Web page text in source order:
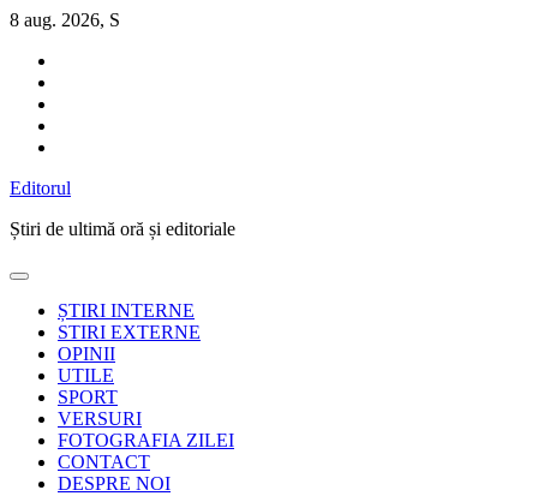
Sari
conținut
8 aug. 2026, S
Editorul
Știri de ultimă oră și editoriale
ȘTIRI INTERNE
STIRI EXTERNE
OPINII
UTILE
SPORT
VERSURI
FOTOGRAFIA ZILEI
CONTACT
DESPRE NOI